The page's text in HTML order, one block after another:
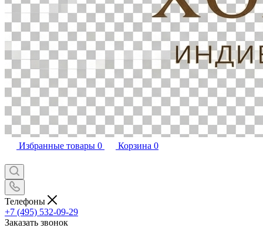
Избранные товары 0 Корзина 0
Телефоны
+7 (495) 532-09-29
Заказать звонок